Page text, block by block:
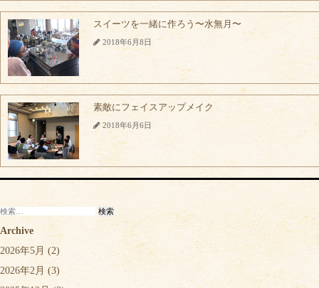
スイーツを一緒に作ろう〜水無月〜
2018年6月8日
素敵にフェイスアップメイク
2018年6月6日
検
索:
Archive
2026年5月 (2)
2026年2月 (3)